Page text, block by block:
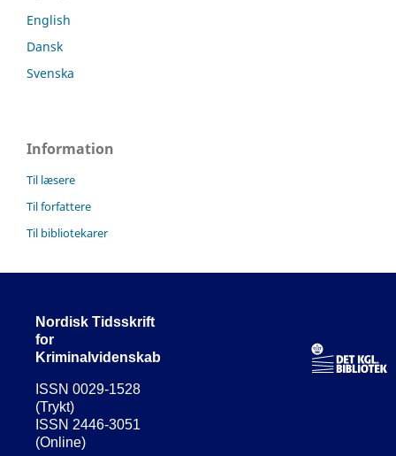
English
Dansk
Svenska
Information
Til læsere
Til forfattere
Til bibliotekarer
Nordisk Tidsskrift
for
Kriminalvidenskab
ISSN 0029-1528
(Trykt)
ISSN 2446-3051
(Online)